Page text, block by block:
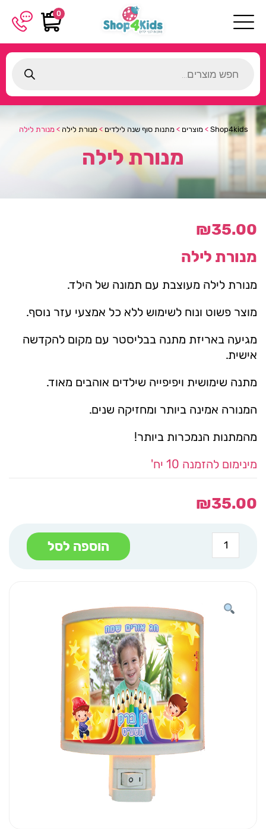
0
search
Shop4kids
> מוצרים > מתנות סוף שנה לילדים > מנורת לילה > מנורת לילה
מנורת לילה
₪35.00
מנורת לילה
מנורת לילה מעוצבת עם תמונה של הילד.
מוצר פשוט ונוח לשימוש ללא כל אמצעי עזר נוסף.
מגיעה באריזת מתנה בבליסטר עם מקום להקדשה
אישית.
מתנה שימושית ויפיפייה שילדים אוהבים מאוד.
המנורה אמינה ביותר ומחזיקה שנים.
מהמתנות הנמכרות ביותר!
מינימום להזמנה 10 יח'
₪35.00
כמות
של
מנורת
הוספה לסל